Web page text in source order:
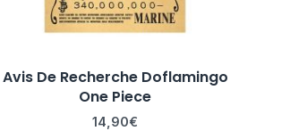
Avis De Recherche Doflamingo
One Piece
14,90€